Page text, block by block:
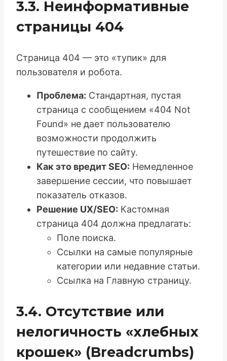
3.3. Неинформативные
страницы 404
Страница 404 — это «тупик» для
пользователя и робота.
Проблема: Стандартная, пустая
страница с сообщением «404 Not
Found» не дает пользователю
возможности продолжить
путешествие по сайту.
Как это вредит SEO: Немедленное
завершение сессии, что повышает
показатель отказов.
Решение UX/SEO: Кастомная
страница 404 должна предлагать:
Поле поиска.
Ссылки на самые популярные
категории или недавние статьи.
Ссылка на Главную страницу.
3.4. Отсутствие или
нелогичность «хлебных
крошек» (Breadcrumbs)